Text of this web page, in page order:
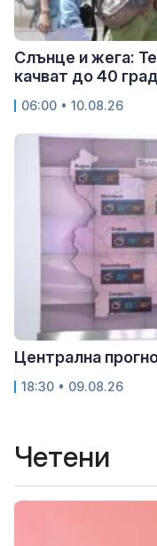
Слънце и жега:
качват до 40
06:00 • 10.08.26
Централна
18:30 • 09.08.26
Четени